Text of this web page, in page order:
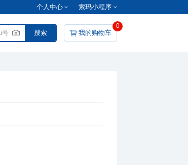
个人中心 索玛小程序
我的购物车
0